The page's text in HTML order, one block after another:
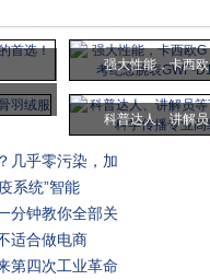
强大性能，卡西欧
科普达人、讲解员
几乎零污染，加
系统”智能
分钟教你全部关
适合做电商
第四次工业革命